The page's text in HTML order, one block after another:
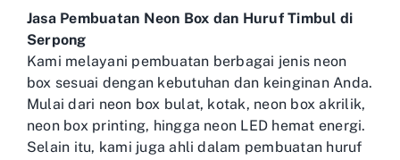
Jasa Pembuatan Neon Box dan Huruf Timbul di
Serpong
Kami melayani pembuatan berbagai jenis neon
box sesuai dengan kebutuhan dan keinginan Anda.
Mulai dari neon box bulat, kotak, neon box akrilik,
neon box printing, hingga neon LED hemat energi.
Selain itu, kami juga ahli dalam pembuatan huruf